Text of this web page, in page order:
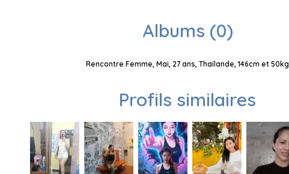
Albums (0)
Rencontre Femme, Mai, 27 ans, Thaïlande, 146cm et 50kg
Profils similaires